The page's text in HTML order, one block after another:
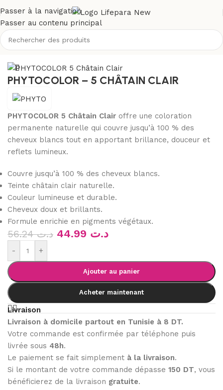
Passer à la navigation
Passer au contenu principal
Accueil/Boutique/Cheveux/Coloration
PHYTOCOLOR – 5 CHÂTAIN CLAIR
PHYTOCOLOR 5 Châtain Clair offre une coloration
permanente naturelle qui couvre jusqu’à 100 % des
cheveux blancs tout en apportant brillance, douceur et
reflets lumineux.
Couvre jusqu’à 100 % des cheveux blancs.
Teinte châtain clair naturelle.
Couleur lumineuse et durable.
Cheveux doux et brillants.
Formule enrichie en pigments végétaux.
د.ت56.24 د.ت
- +
Ajouter au panier
Acheter maintenant
Livraison
Livraison à domicile partout en Tunisie à 8 DT.
Votre commande est confirmée par téléphone puis
livrée sous 48h.
Le paiement se fait simplement à la livraison.
Si le montant de votre commande dépasse 150 DT, vous
bénéficierez de la livraison gratuite.